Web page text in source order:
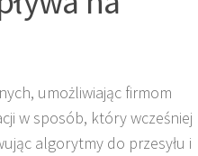
umożliwiając firmom
w sposób, który wcześniej
algorytmy do przesyłu i